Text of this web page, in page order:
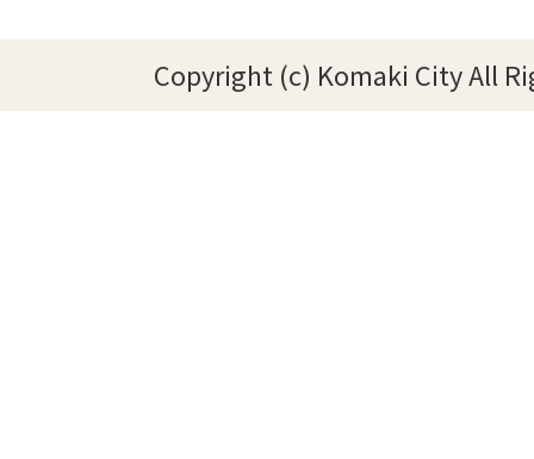
Copyright (c) Komaki City All